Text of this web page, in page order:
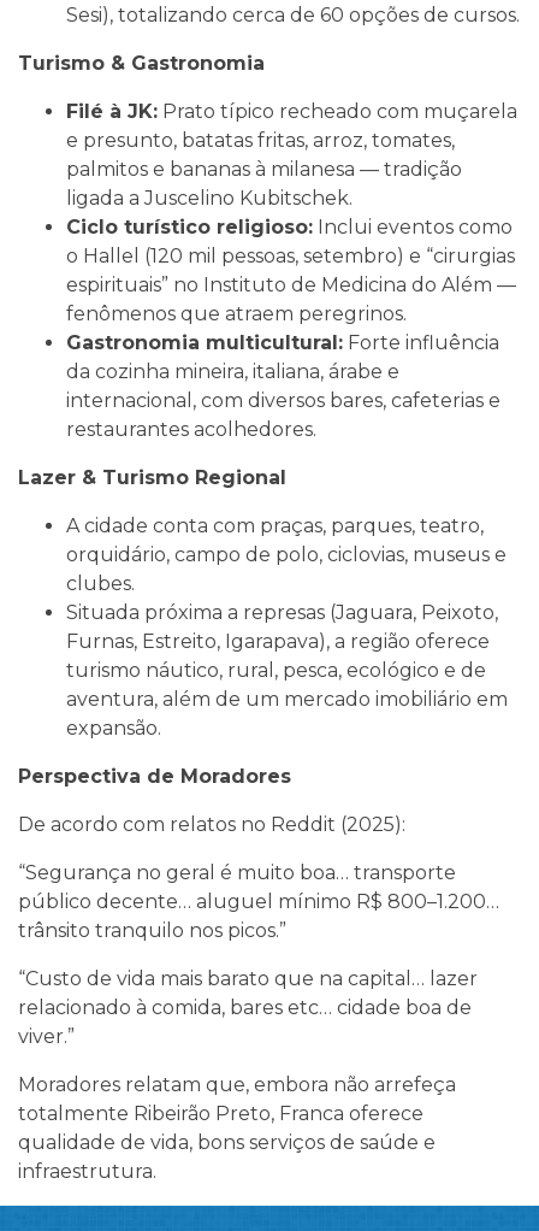
Sesi), totalizando cerca de 60 opções de cursos.
Turismo & Gastronomia
Filé à JK: Prato típico recheado com muçarela
e presunto, batatas fritas, arroz, tomates,
palmitos e bananas à milanesa — tradição
ligada a Juscelino Kubitschek.
Ciclo turístico religioso: Inclui eventos como
o Hallel (120 mil pessoas, setembro) e “cirurgias
espirituais” no Instituto de Medicina do Além —
fenômenos que atraem peregrinos.
Gastronomia multicultural: Forte influência
da cozinha mineira, italiana, árabe e
internacional, com diversos bares, cafeterias e
restaurantes acolhedores.
Lazer & Turismo Regional
A cidade conta com praças, parques, teatro,
orquidário, campo de polo, ciclovias, museus e
clubes.
Situada próxima a represas (Jaguara, Peixoto,
Furnas, Estreito, Igarapava), a região oferece
turismo náutico, rural, pesca, ecológico e de
aventura, além de um mercado imobiliário em
expansão.
Perspectiva de Moradores
De acordo com relatos no Reddit (2025):
“Segurança no geral é muito boa… transporte
público decente… aluguel mínimo R$ 800–1.200…
trânsito tranquilo nos picos.”
“Custo de vida mais barato que na capital… lazer
relacionado à comida, bares etc… cidade boa de
viver.”
Moradores relatam que, embora não arrefeça
totalmente Ribeirão Preto, Franca oferece
qualidade de vida, bons serviços de saúde e
infraestrutura.